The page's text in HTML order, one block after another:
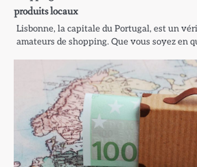
produits locaux
Lisbonne, la capitale du Portugal, est un
amateurs de shopping. Que vous soyez en